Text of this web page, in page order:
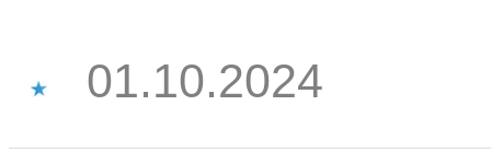
01.10.2024